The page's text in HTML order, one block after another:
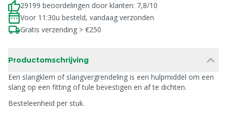
29199 beoordelingen door klanten: 7,8/10
Voor 11:30u besteld, vandaag verzonden
Gratis verzending > €250
Productomschrijving
Een slangklem of slangvergrendeling is een hulpmiddel om een
slang op een fitting of tule bevestigen en af te dichten.
Besteleenheid per stuk.